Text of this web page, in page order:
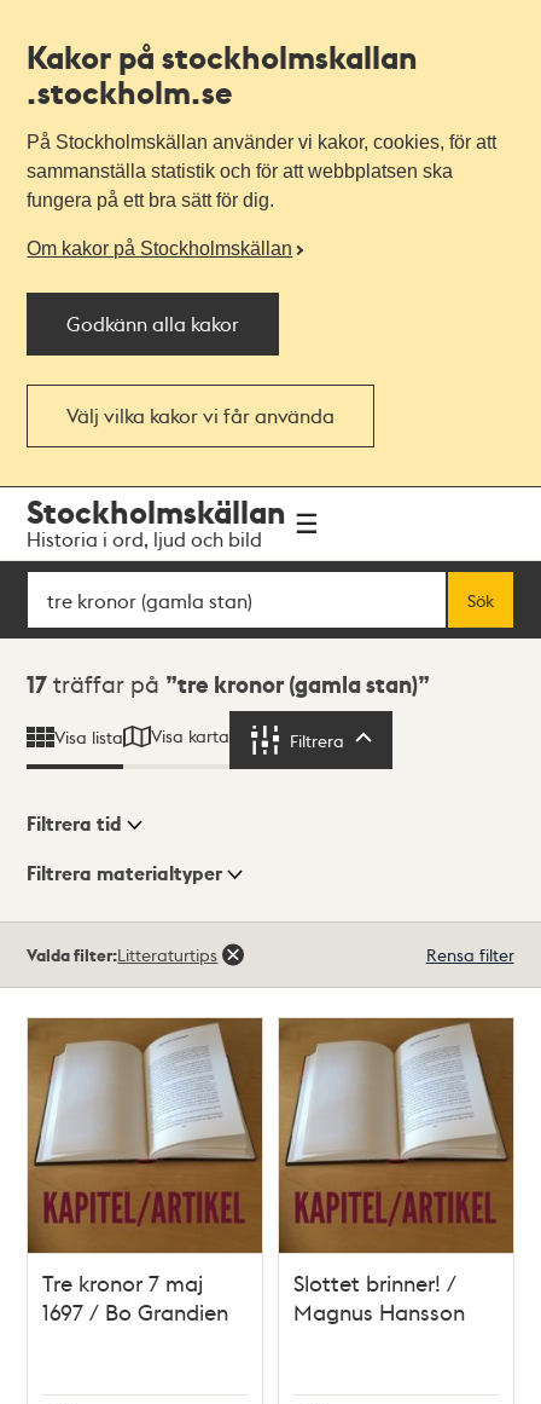
Kakor på stockholmskallan
.stockholm.se
På Stockholmskällan använder vi kakor, cookies, för att
sammanställa statistik och för att webbplatsen ska
fungera på ett bra sätt för dig.
Om kakor på Stockholmskällan
Godkänn alla kakor
Välj vilka kakor vi får använda
navigationen
huvudinnehållet
Stockholmskällan
Historia i ord, ljud och bild
Sök
Sök
Sökresultat
17 träffar på tre kronor (gamla stan)
Visa lista Visa karta Filtrera
Visningsläge
Filtrera tid
Filtrera materialtyper
träffar
Valda filter:Litteraturtips Rensa filter
Tre kronor 7 maj
1697 / Bo Grandien
Slottet brinner! /
Magnus Hansson